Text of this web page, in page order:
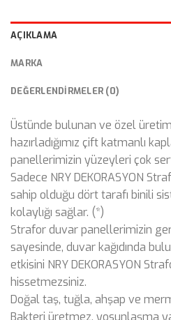
AÇIKLAMA
MARKA
DEĞERLENDIRMELER (0)
Üstünde bulunan ve özel
hazırladığımız çift katmanlı
panellerimizin yüzeyleri çok
Sadece NRY DEKORASYON
sahip olduğu dört tarafı binili
kolaylığı sağlar. (*)
Strafor duvar panellerimizin
sayesinde, duvar kağıdında
etkisini NRY DEKORASYON
hissetmezsiniz.
Doğal taş, tuğla, ahşap ve
Bakteri üretmez, yosunlaşma